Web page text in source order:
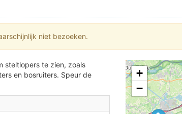
niet bezoeken.
steltlopers te zien, zoals
en bosruiters. Speur de
2
+
−